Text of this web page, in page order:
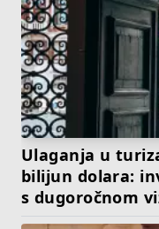
Ulaganja u
bilijun dolara:
s dugoročnom